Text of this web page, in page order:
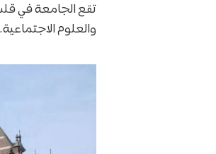
تقع الجامعة في
والعلوم الاجتماعية.